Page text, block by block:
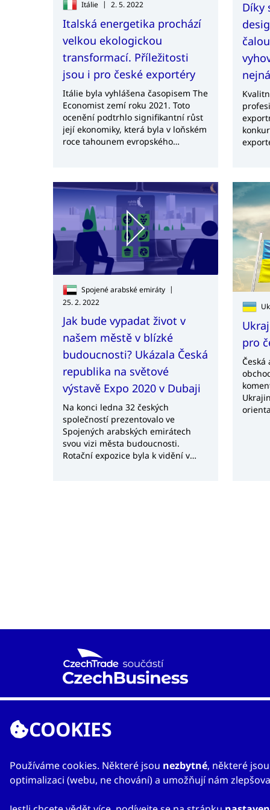
Itálie | 2. 5. 2022
Italská energetika prochází
velkou ekologickou
transformací. Příležitosti
jsou i pro české exportéry
Itálie byla vyhlášena časopisem The
Economist zemí roku 2021. Toto
ocenění podtrhlo signifikantní růst
její ekonomiky, která byla v loňském
roce tahounem evropského
Díky
hotely
Spojené arabské emiráty |
25. 2. 2022
Jak bude vypadat život v
našem městě v blízké
budoucnosti? Ukázala Česká
republika na světové
výstavě Expo 2020 v Dubaji
Na konci ledna 32 českých
společností prezentovalo ve
Spojených arabských emirátech
svou vizi města budoucnosti.
Rotační expozice byla k vidění v
pro
Agentura CzechTrade je již od roku 1997 národní
průmyslu a obchodu s cílem rozvíjet mezinárodní
obchod a vzájemnou spolupráci mezi českými a
COOKIES
Používáme cookies. Některé jsou nezbytné, některé jsou
optimalizaci (webu, ne chování) a umožňují nám